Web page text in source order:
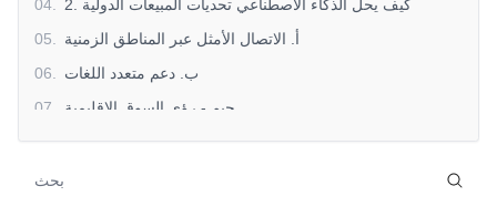
04
2. كيف يحل الذكاء الاصطناعي تحديات المبيعات الدولية
05
أ. الاتصال الأمثل عبر المناطق الزمنية
06
ب. دعم متعدد اللغات
07
جيم - رؤى السوق الإقليمية
08. دال - التحليلات التنبؤية
09.